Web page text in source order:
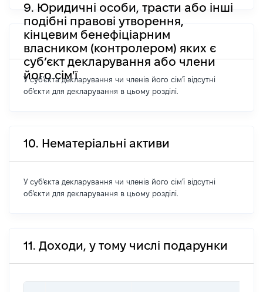
9. Юридичні особи, трасти або інші
подібні правові утворення,
кінцевим бенефіціарним
власником (контролером) яких є
суб’єкт декларування або члени
його сім'ї
У суб'єкта декларування чи членів його сім'ї відсутні
об'єкти для декларування в цьому розділі.
10. Нематеріальні активи
У суб'єкта декларування чи членів його сім'ї відсутні
об'єкти для декларування в цьому розділі.
11. Доходи, у тому числі подарунки